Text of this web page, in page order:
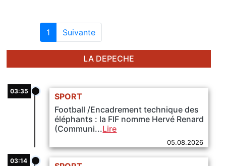
1 Suivante
LA DEPECHE
SPORT
Football /Encadrement technique des
éléphants : la FIF nomme Hervé Renard
(Communi...Lire
05.08.2026
03:35
03:14